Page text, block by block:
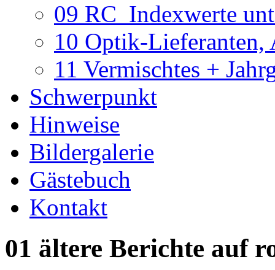
09 RC_Indexwerte
10 Optik-Lieferanten,
11 Vermischtes +
Schwerpunkt
Hinweise
Bildergalerie
Gästebuch
Kontakt
01 ältere Berichte auf